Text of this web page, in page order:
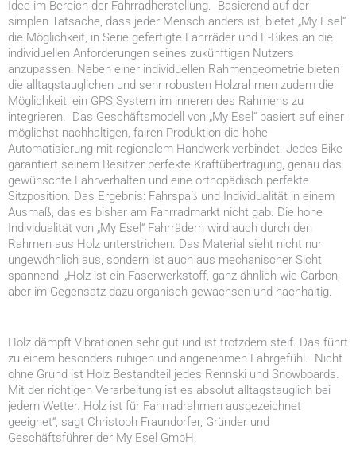
Idee im Bereich der Fahrradherstellung. Basierend auf der
simplen Tatsache, dass jeder Mensch anders ist, bietet „My Esel“
die Möglichkeit, in Serie gefertigte Fahrräder und E-Bikes an die
individuellen Anforderungen seines zukünftigen Nutzers
anzupassen. Neben einer individuellen Rahmengeometrie bieten
die alltagstauglichen und sehr robusten Holzrahmen zudem die
Möglichkeit, ein GPS System im inneren des Rahmens zu
integrieren. Das Geschäftsmodell von „My Esel“ basiert auf einer
möglichst nachhaltigen, fairen Produktion die hohe
Automatisierung mit regionalem Handwerk verbindet. Jedes Bike
garantiert seinem Besitzer perfekte Kraftübertragung, genau das
gewünschte Fahrverhalten und eine orthopädisch perfekte
Sitzposition. Das Ergebnis: Fahrspaß und Individualität in einem
Ausmaß, das es bisher am Fahrradmarkt nicht gab. Die hohe
Individualität von „My Esel“ Fahrrädern wird auch durch den
Rahmen aus Holz unterstrichen. Das Material sieht nicht nur
ungewöhnlich aus, sondern ist auch aus mechanischer Sicht
spannend: „Holz ist ein Faserwerkstoff, ganz ähnlich wie Carbon,
aber im Gegensatz dazu organisch gewachsen und nachhaltig.
Holz dämpft Vibrationen sehr gut und ist trotzdem steif. Das führt
zu einem besonders ruhigen und angenehmen Fahrgefühl. Nicht
ohne Grund ist Holz Bestandteil jedes Rennski und Snowboards.
Mit der richtigen Verarbeitung ist es absolut alltagstauglich bei
jedem Wetter. Holz ist für Fahrradrahmen ausgezeichnet
geeignet“, sagt Christoph Fraundorfer, Gründer und
Geschäftsführer der My Esel GmbH.